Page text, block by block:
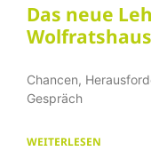
Das neue
Chancen,
Gespräch
WEITERLESEN